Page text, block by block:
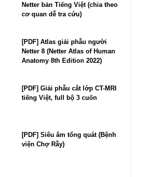
Netter bản Tiếng Việt (chia theo
cơ quan dễ tra cứu)
[PDF] Atlas giải phẫu người
Netter 8 (Netter Atlas of Human
Anatomy 8th Edition 2022)
[PDF] Giải phẫu cắt lớp CT-MRI
tiếng Việt, full bộ 3 cuốn
[PDF] Siêu âm tổng quát (Bệnh
viện Chợ Rẫy)